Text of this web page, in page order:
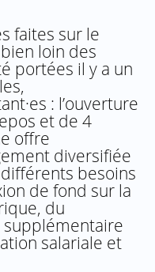
faites sur le
loin des
portées il y a un
: l’ouverture
et de 4
offre
diversifiée
besoins
de fond sur la
du
salariale et